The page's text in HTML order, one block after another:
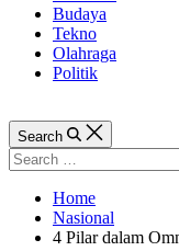
Budaya
Tekno
Olahraga
Politik
Search
Search
for:
Home
Nasional
4 Pilar dalam